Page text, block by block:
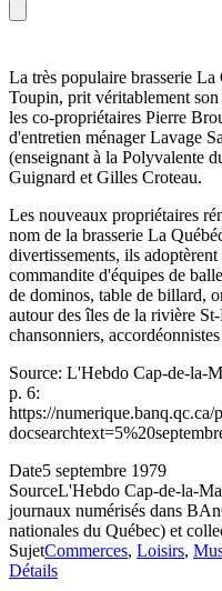
La très populaire brasserie
Toupin, prit véritablement
les co-propriétaires Pierre
d'entretien ménager Lavage
(enseignant à la Polyvalente
Guignard et Gilles Croteau.
Les nouveaux propriétaires
nom de la brasserie La
divertissements, ils
commandite d'équipes de
de dominos, table de billard,
autour des îles de la rivière
chansonniers,
Source: L'Hebdo Cap-de-la-
p. 6:
https://
Date5 septembre 1979
SourceL'Hebdo Cap-de-la-
journaux numérisés dans
nationales du Québec) et
SujetCommerces, Loisirs,
Détails